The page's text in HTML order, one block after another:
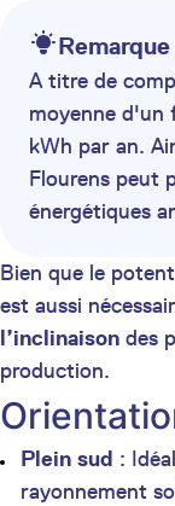
Remarque
A titre de
moyenne d'un
kWh par an.
Flourens peut
énergétiques
Bien que le
est aussi
l’inclinaison des
production.
Plein sud :
rayonnement